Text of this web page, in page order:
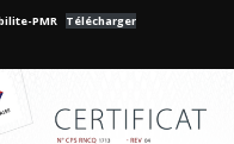
PMR Télécharger